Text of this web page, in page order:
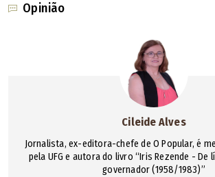
Opinião
Cileide Alves
Jornalista, ex-editora-chefe de O Popular, é
pela UFG e autora do livro “Iris Rezende - De
governador (1958/1983)”